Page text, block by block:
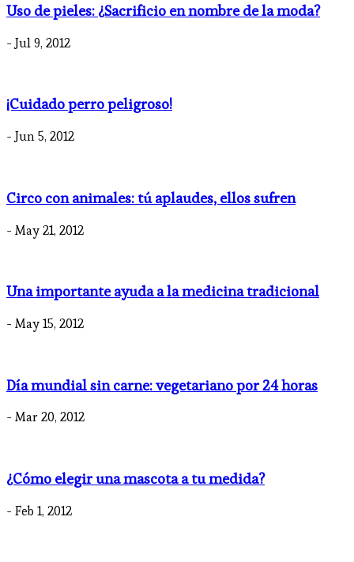
Uso de pieles: ¿Sacrificio en nombre de la moda?
- Jul 9, 2012
¡Cuidado perro peligroso!
- Jun 5, 2012
Circo con animales: tú aplaudes, ellos sufren
- May 21, 2012
Una importante ayuda a la medicina tradicional
- May 15, 2012
Día mundial sin carne: vegetariano por 24 horas
- Mar 20, 2012
¿Cómo elegir una mascota a tu medida?
- Feb 1, 2012